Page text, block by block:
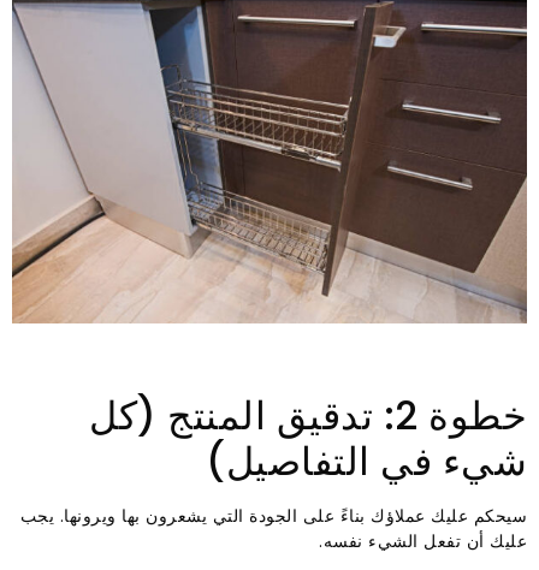
خطوة 2: تدقيق المنتج (كل
شيء في التفاصيل)
سيحكم عليك عملاؤك بناءً على الجودة التي يشعرون بها ويرونها. يجب
عليك أن تفعل الشيء نفسه.